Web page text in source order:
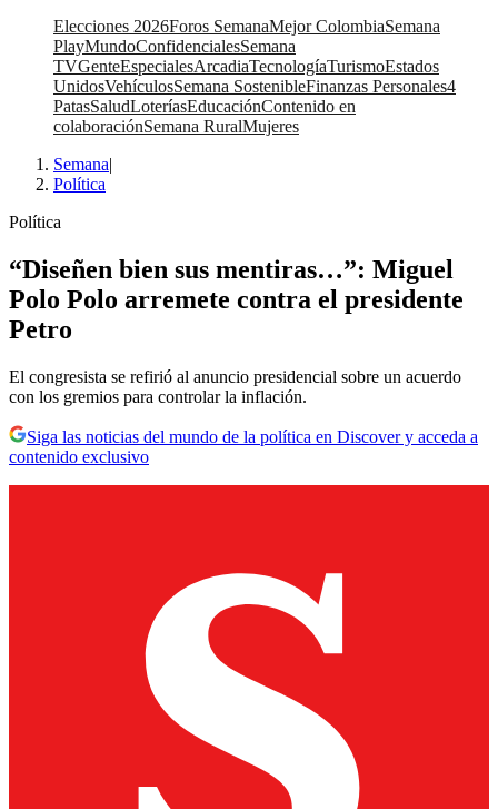
Elecciones 2026Foros SemanaMejor ColombiaSemana
PlayMundoConfidencialesSemana
TVGenteEspecialesArcadiaTecnologíaTurismoEstados
UnidosVehículosSemana SostenibleFinanzas Personales4
PatasSaludLoteríasEducaciónContenido en
colaboraciónSemana RuralMujeres
Semana|
Política
Política
“Diseñen bien sus mentiras…”: Miguel
Polo Polo arremete contra el presidente
Petro
El congresista se refirió al anuncio presidencial sobre un acuerdo
con los gremios para controlar la inflación.
Siga las noticias del mundo de la política en Discover y acceda a
contenido exclusivo